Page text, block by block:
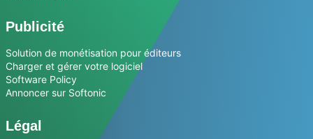
Publicité
Solution de monétisation pour éditeurs
Charger et gérer votre logiciel
Software Policy
Annoncer sur Softonic
Légal